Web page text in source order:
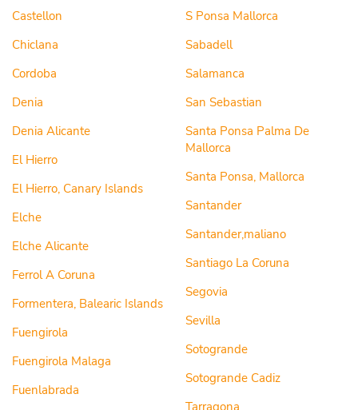
Castellon
Chiclana
Cordoba
Denia
Denia Alicante
El Hierro
El Hierro, Canary Islands
Elche
Elche Alicante
Ferrol A Coruna
Formentera, Balearic Islands
Fuengirola
Fuengirola Malaga
Fuenlabrada
S Ponsa Mallorca
Sabadell
Salamanca
San Sebastian
Santa Ponsa Palma De
Mallorca
Santa Ponsa, Mallorca
Santander
Santander,maliano
Santiago La Coruna
Segovia
Sevilla
Sotogrande
Sotogrande Cadiz
Tarragona